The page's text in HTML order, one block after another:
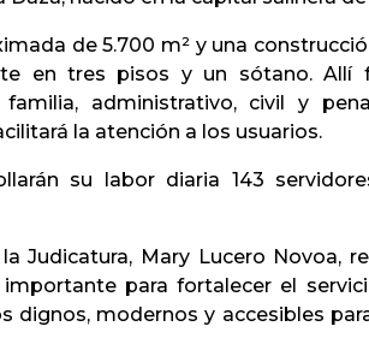
de 5.700 m² y una
en tres pisos y un sótano. Allí
administrativo, civil y
la atención a los usuarios.
su labor diaria 143
Judicatura, Mary Lucero Novoa,
para fortalecer el
dignos, modernos y accesibles